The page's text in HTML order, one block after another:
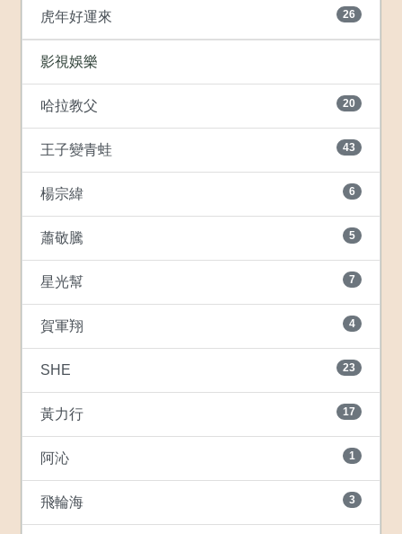
虎年好運來 26
影視娛樂
哈拉教父 20
王子變青蛙 43
楊宗緯 6
蕭敬騰 5
星光幫 7
賀軍翔 4
SHE 23
黃力行 17
阿沁 1
飛輪海 3